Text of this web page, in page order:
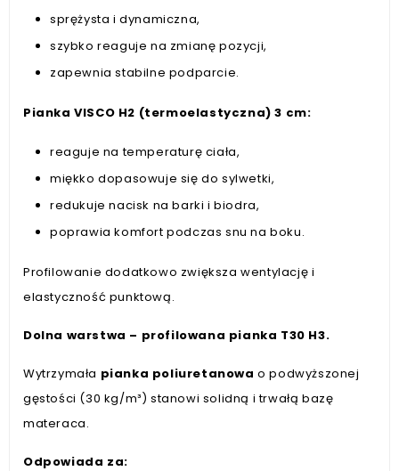
sprężysta i dynamiczna,
szybko reaguje na zmianę pozycji,
zapewnia stabilne podparcie.
Pianka VISCO H2 (termoelastyczna) 3 cm:
reaguje na temperaturę ciała,
miękko dopasowuje się do sylwetki,
redukuje nacisk na barki i biodra,
poprawia komfort podczas snu na boku.
Profilowanie dodatkowo zwiększa wentylację i
elastyczność punktową.
Dolna warstwa – profilowana pianka T30 H3.
Wytrzymała pianka poliuretanowa o podwyższonej
gęstości (30 kg/m³) stanowi solidną i trwałą bazę
materaca.
Odpowiada za: